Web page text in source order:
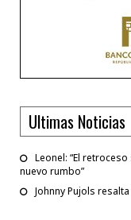
Ultimas Noticias
Leonel: “El
nuevo rumbo”
Johnny Pujols